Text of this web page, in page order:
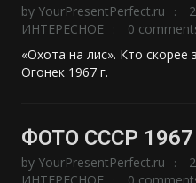
by YourPresentPerfect.ru
ИНТЕРЕСНОЕ
0
«Охота на лис». Кто скорее
Огонек 1967 г.
ФОТО СССР
by YourPresentPerfect.ru